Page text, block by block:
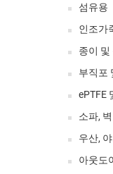
섬유용
인조가
종이 및
부직포
ePTFE
소파,
우산,
아웃도